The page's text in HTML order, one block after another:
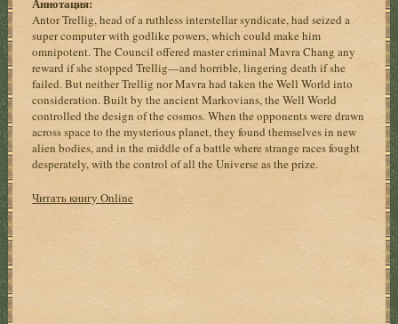
Antor Trellig, head of a ruthless interstellar syndicate, had seized a
super computer with godlike powers, which could make him
omnipotent. The Council offered master criminal Mavra Chang any
reward if she stopped Trellig—and horrible, lingering death if she
failed. But neither Trellig nor Mavra had taken the Well World into
consideration. Built by the ancient Markovians, the Well World
controlled the design of the cosmos. When the opponents were drawn
across space to the mysterious planet, they found themselves in new
alien bodies, and in the middle of a battle where strange races fought
desperately, with the control of all the Universe as the prize.
Читать книгу Online